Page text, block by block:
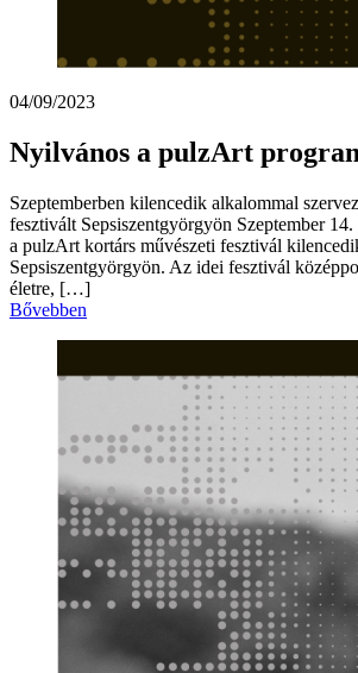
04/09/2023
Nyilvános a pulzArt
Szeptemberben kilencedik alkalommal
fesztivált Sepsiszentgyörgyön Szeptember
a pulzArt kortárs művészeti fesztivál
Sepsiszentgyörgyön. Az idei fesztivál
életre, […]
Bővebben